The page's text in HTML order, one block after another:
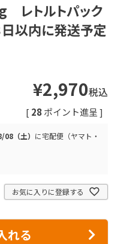
レトルトパック
日以内に発送予定
¥2,970税込
[ 28ポイント進呈 ]
（土） に宅配便（ヤマト・
お気に入りに登録する
れる